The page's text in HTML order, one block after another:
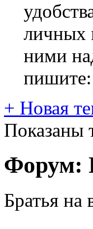
личных
ними
+ Новая
Показаны
Форум:
Братья на